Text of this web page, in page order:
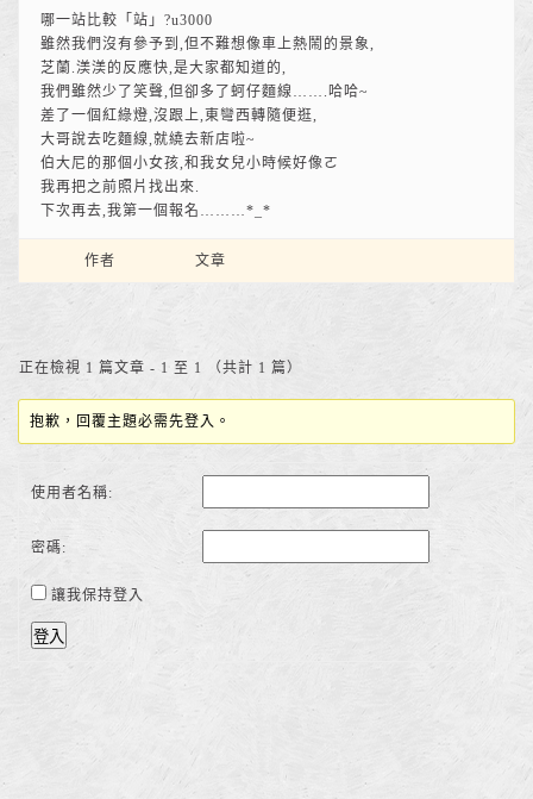
哪一站比較「站」?u3000
雖然我們沒有參予到,但不難想像車上熱鬧的景象,
芝蘭.渼渼的反應快,是大家都知道的,
我們雖然少了笑聲,但卻多了蚵仔麵線…….哈哈~
差了一個紅綠燈,沒跟上,東彎西轉隨便逛,
大哥說去吃麵線,就繞去新店啦~
伯大尼的那個小女孩,和我女兒小時候好像ㄛ
我再把之前照片找出來.
下次再去,我第一個報名………*_*
作者 文章
正在檢視 1 篇文章 - 1 至 1 （共計 1 篇）
抱歉，回覆主題必需先登入。
使用者名稱:
密碼:
讓我保持登入
登入